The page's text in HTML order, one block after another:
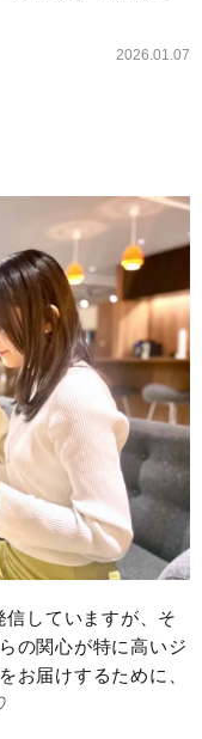
2026.01.07
していますが、そ
の関心が特に高いジ
お届けするために、